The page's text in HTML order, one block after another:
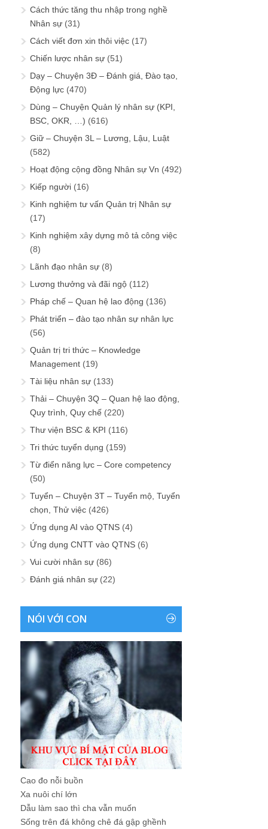
Cách thức tăng thu nhập trong nghề
Nhân sự (31)
Cách viết đơn xin thôi việc (17)
Chiến lược nhân sự (51)
Dạy – Chuyện 3Đ – Đánh giá, Đào tạo,
Động lực (470)
Dùng – Chuyện Quản lý nhân sự (KPI,
BSC, OKR, …) (616)
Giữ – Chuyện 3L – Lương, Lậu, Luật
(582)
Hoạt động cộng đồng Nhân sự Vn (492)
Kiếp người (16)
Kinh nghiệm tư vấn Quản trị Nhân sự
(17)
Kinh nghiệm xây dựng mô tả công việc
(8)
Lãnh đạo nhân sự (8)
Lương thưởng và đãi ngộ (112)
Pháp chế – Quan hệ lao động (136)
Phát triển – đào tạo nhân sự nhân lực
(56)
Quản trị tri thức – Knowledge
Management (19)
Tài liệu nhân sự (133)
Thải – Chuyện 3Q – Quan hệ lao động,
Quy trình, Quy chế (220)
Thư viện BSC & KPI (116)
Tri thức tuyển dụng (159)
Từ điển năng lực – Core competency
(50)
Tuyển – Chuyện 3T – Tuyển mộ, Tuyển
chọn, Thử việc (426)
Ứng dụng AI vào QTNS (4)
Ứng dụng CNTT vào QTNS (6)
Vui cười nhân sự (86)
Đánh giá nhân sự (22)
NÓI VỚI CON
Cao đo nỗi buồn
Xa nuôi chí lớn
Dẫu làm sao thì cha vẫn muốn
Sống trên đá không chê đá gập ghềnh